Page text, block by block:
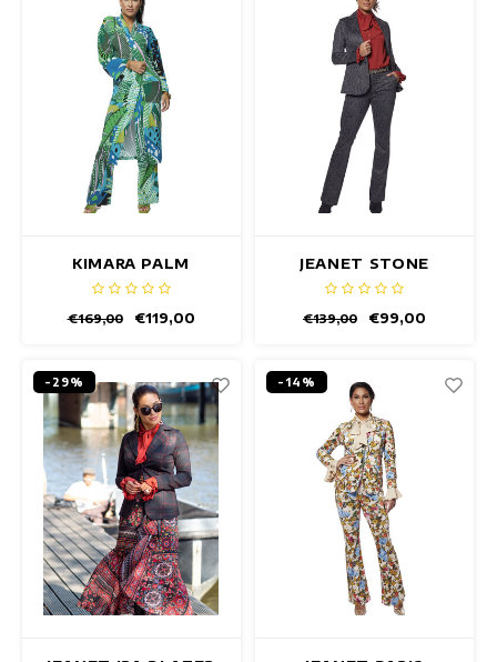
KIMARA PALM
KIMONO
€169,00 €119,00
JEANET STONE
BLAZER
€139,00 €99,00
-29% -14%